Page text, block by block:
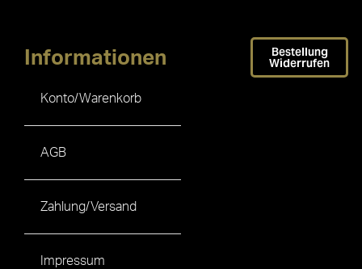
Informationen
Konto/Warenkorb
AGB
Zahlung/Versand
Impressum
Bestellung
Widerrufen